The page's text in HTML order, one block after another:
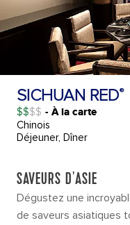
SICHUAN RED®
$$ - À la carte
Chinois
Déjeuner, Dîner
SAVEURS D'ASIE
Dégustez une
de saveurs asiatiques